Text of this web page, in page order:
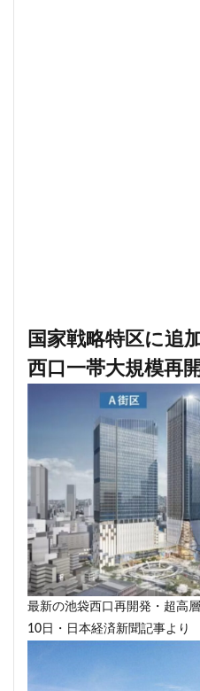
国家戦略特区に追
西口一帯大規模再
最新の池袋西口再開発・超高
10日・日本経済新聞記事より
桜新町 梅田 森ビ
横浜中央郵便局 横浜国
橋
武蔵小杉
水戸駅
江戸川区 江戸川区役所
池袋 池
沼津駅 泉岳寺 津
津田沼公園 流山市
浜松町 浦和 浦和
浦安市 海の森公園
海老名駅 渋谷 渋